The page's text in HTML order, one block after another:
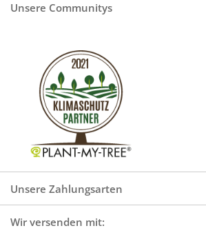
Unsere Communitys
Unsere Zahlungsarten
Wir versenden mit: